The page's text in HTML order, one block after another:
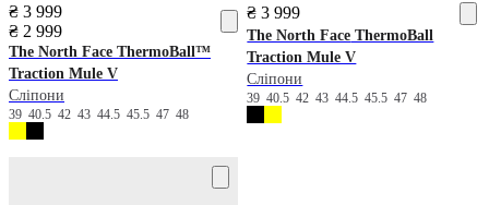
₴ 3 999
₴ 2 999
The North Face ThermoBall™
Traction Mule V
Сліпони
39 40.5 42 43 44.5 45.5 47 48
₴ 3 999
The North Face ThermoBall
Traction Mule V
Сліпони
3940.5424344.545.54748